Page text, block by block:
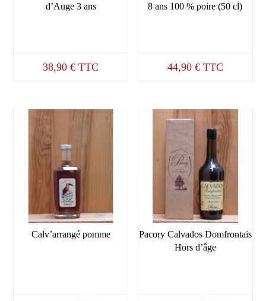
d’Auge 3 ans
38,90€ TTC
8 ans 100 % poire (50 cl)
44,90 € TTC
Calv’arrangé pomme
Pacory Calvados Domfrontais
Hors d’âge